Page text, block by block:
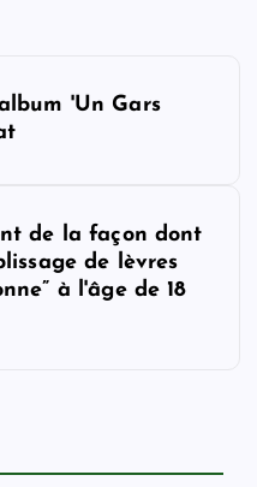
'Un Gars
de la façon dont
de lèvres
à l'âge de 18